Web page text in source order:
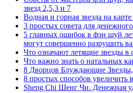
звезд 2,5,3 и 7
Водная и горная звезда на
3 простых совета для
5 главных ошибок в фэн шуй
могут совершенно разрушить
Что означают летящие звезды
Что важно знать о натальных
8 Дворцов Блуждающие Звезды,
8 простых способов
Sheng Chi Шенг Чи. Денежная